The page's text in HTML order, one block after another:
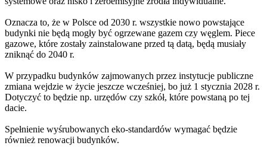
Oznacza to, że w Polsce od 2030 r. wszystkie nowo powstające
budynki nie będą mogły być ogrzewane gazem czy węglem. Piece
gazowe, które zostały zainstalowane przed tą datą, będą musiały
zniknąć do 2040 r.
W przypadku budynków zajmowanych przez instytucje publiczne
zmiana wejdzie w życie jeszcze wcześniej, bo już 1 stycznia 2028 r.
Dotyczyć to będzie np. urzędów czy szkół, które powstaną po tej
dacie.
Spełnienie wyśrubowanych eko-standardów wymagać będzie
również renowacji budynków.